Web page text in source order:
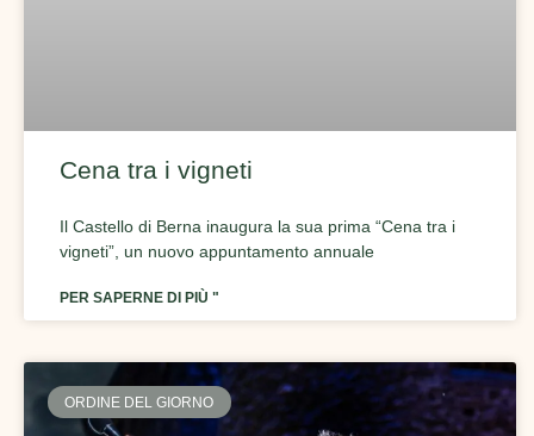
Cena tra i vigneti
Il Castello di Berna inaugura la sua prima “Cena tra i
vigneti”, un nuovo appuntamento annuale
PER SAPERNE DI PIÙ "
ORDINE DEL GIORNO